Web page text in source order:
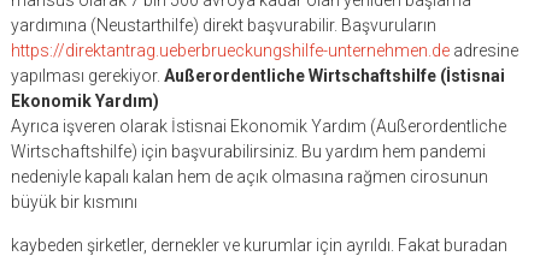
yardımına (Neustarthilfe) direkt başvurabilir. Başvuruların
https://direktantrag.ueberbrueckungshilfe-unternehmen.deadresine
yapılması gerekiyor. Außerordentliche Wirtschaftshilfe (İstisnai
Ekonomik Yardım)
Ayrıca işveren olarak İstisnai Ekonomik Yardım (Außerordentliche
Wirtschaftshilfe) için başvurabilirsiniz. Bu yardım hem pandemi
nedeniyle kapalı kalan hem de açık olmasına rağmen cirosunun
büyük bir kısmını
kaybeden şirketler, dernekler ve kurumlar için ayrıldı. Fakat buradan